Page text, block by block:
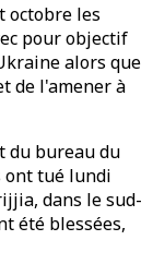
octobre les
pour objectif
alors que
de l'amener à
du bureau du
ont tué lundi
dans le sud-
été blessées,